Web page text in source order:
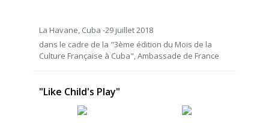
La Havane, Cuba -29 juillet 2018
dans le cadre de la "3ème édition du Mois de la
Culture Française à Cuba", Ambassade de France
"Like Child's Play"